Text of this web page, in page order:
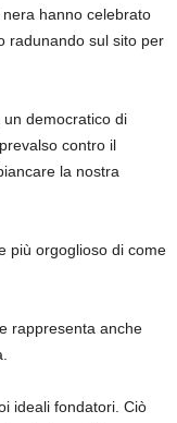
hanno celebrato
radunando sul sito per
democratico di
contro il
la nostra
più orgoglioso di come
rappresenta anche
ideali fondatori. Ciò